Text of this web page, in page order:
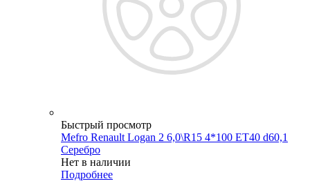
Быстрый просмотр
Mefro Renault Logan 2 6,0\R15 4*100 ET40 d60,1
Серебро
Нет в наличии
Подробнее